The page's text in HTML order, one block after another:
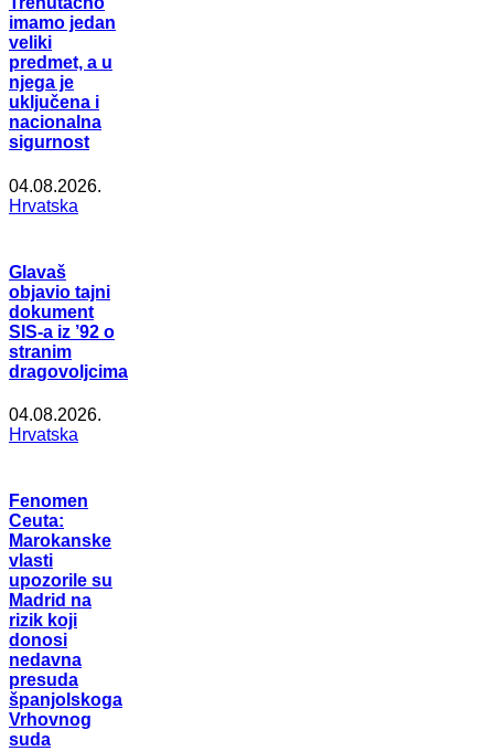
imamo jedan
veliki
predmet, a u
njega je
uključena i
nacionalna
sigurnost
04.08.2026.
Hrvatska
Glavaš
objavio tajni
dokument
SIS-a iz ’92 o
stranim
dragovoljcima
04.08.2026.
Hrvatska
Fenomen
Ceuta:
Marokanske
vlasti
upozorile su
Madrid na
rizik koji
donosi
nedavna
presuda
španjolskoga
Vrhovnog
suda